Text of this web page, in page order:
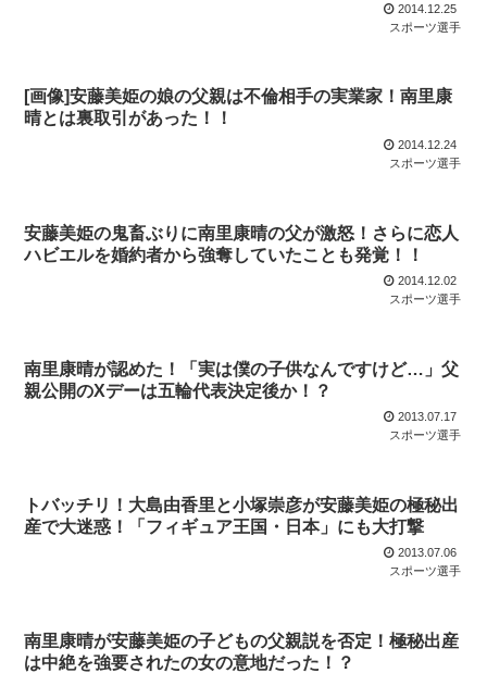
2014.12.25
スポーツ選手
[画像]安藤美姫の娘の父親は不倫相手の実業家！南里康
晴とは裏取引があった！！
2014.12.24
スポーツ選手
安藤美姫の鬼畜ぶりに南里康晴の父が激怒！さらに恋人
ハビエルを婚約者から強奪していたことも発覚！！
2014.12.02
スポーツ選手
南里康晴が認めた！「実は僕の子供なんですけど…」父
親公開のXデーは五輪代表決定後か！？
2013.07.17
スポーツ選手
トバッチリ！大島由香里と小塚崇彦が安藤美姫の極秘出
産で大迷惑！「フィギュア王国・日本」にも大打撃
2013.07.06
スポーツ選手
南里康晴が安藤美姫の子どもの父親説を否定！極秘出産
は中絶を強要されたの女の意地だった！？